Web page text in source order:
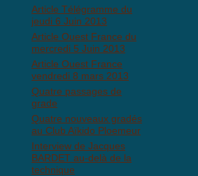
Article Télégramme du
jeudi 6 Juin 2013
Article Ouest France du
mercredi 5 Juin 2013
Article Ouest France
vendredi 8 mars 2013
Quatre passages de
grade
Quatre nouveaux gradés
au Club Aïkido Ploemeur
Interview de Jacques
BARDET au-delà de la
technique